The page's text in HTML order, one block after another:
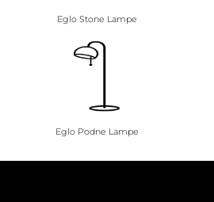
Eglo Stone Lampe
Eglo Podne Lampe